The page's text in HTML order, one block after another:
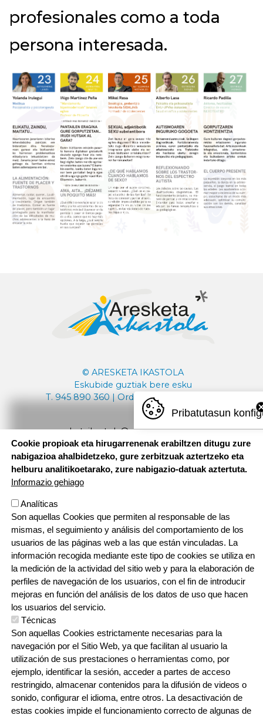
profesionales como a toda
persona interesada.
© ARESKETA IKASTOLA
Eskubide guztiak bere esku
T. 945 890 360 | Ordutegia: 08:30 - 18:00
aresketaikastola@aresketaikastola.eus
ORRI-OINA
TESTU-LEGALAKPolítica de privacidad
Webgune hau Ikastolen Elkarteak garatu du
Pribatutasun
Cookie propioak eta hirugarrenenak erabiltzen ditugu zure
nabigazioa ahalbidetzeko, gure zerbitzuak aztertzeko eta
helburu analitikoetarako, zure nabigazio-datuak aztertuta.
Informazio gehiago
Analíticas
Son aquellas Cookies que permiten al responsable de las
mismas, el seguimiento y análisis del comportamiento de los
usuarios de las páginas web a las que están vinculadas. La
información recogida mediante este tipo de cookies se utiliza en
la medición de la actividad del sitio web y para la elaboración de
perfiles de navegación de los usuarios, con el fin de introducir
mejoras en función del análisis de los datos de uso que hacen
los usuarios del servicio.
Técnicas
Son aquellas Cookies estrictamente necesarias para la
navegación por el Sitio Web, ya que facilitan al usuario la
utilización de sus prestaciones o herramientas como, por
ejemplo, identificar la sesión, acceder a partes de acceso
restringido, almacenar contenidos para la difusión de videos o
sonido, configurar el idioma, entre otros. La desactivación de
estas cookies impide el funcionamiento correcto de algunas de